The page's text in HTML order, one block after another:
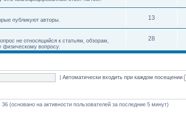
публикуют авторы. 13
не относящийся к статьям, обзорам,
вопросу.
28
|Автоматически входить при каждом посещении
(основано на активности пользователей за последние 5 минут)